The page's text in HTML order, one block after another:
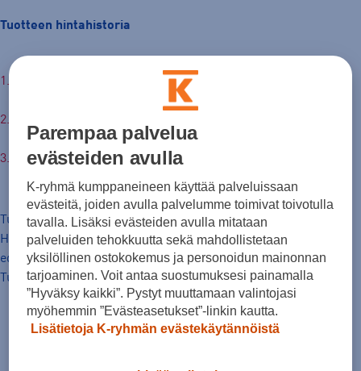
Tuotteen hintahistoria
Hinta verkossa
Normaalihinta: 95,00 €
Tuotteen hinta nyt
Hinta, jolla tavaraa on markkinoitu hinnanalennusta
edeltäneiden 30 päivän aikana.
Tuotteen normaalihinta
Parempaa palvelua
evästeiden avulla
K-ryhmä kumppaneineen käyttää palveluissaan
evästeitä, joiden avulla palvelumme toimivat toivotulla
tavalla. Lisäksi evästeiden avulla mitataan
palveluiden tehokkuutta sekä mahdollistetaan
yksilöllinen ostokokemus ja personoidun mainonnan
tarjoaminen. Voit antaa suostumuksesi painamalla
”Hyväksy kaikki”. Pystyt muuttamaan valintojasi
myöhemmin ”Evästeasetukset”-linkin kautta.
Lisätietoja K-ryhmän evästekäytännöistä